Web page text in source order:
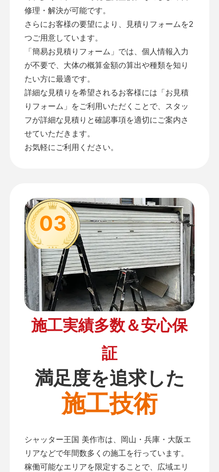
修理・解決が可能です。
さらにお客様の要望により、見積りフォームを2
つご用意しています。
「簡易お見積りフォーム 」では、個人情報入力
が不要で、大体の概算金額の算出や種類を知り
たい方に最適です。
詳細な見積りを希望されるお客様には「お見積
りフォーム 」をご利用いただくことで、スタッ
フが詳細な見積りと確認事項を適切にご案内さ
せていただきます。
お気軽にご利用ください。
03
施工実績多数＆安心保
証
満足度を追求した
施工技術
シャッター王国 美作市は、岡山・兵庫・大阪エ
リアなどで年間数多くの施工を行っています。
稼働可能なエリアを限定することで、広域エリ